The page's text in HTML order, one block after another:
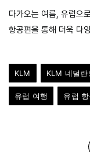
다가오는 여름, 유럽으
항공편을 통해 더욱 다
KLM KLM 네덜란
유럽 여행 유럽